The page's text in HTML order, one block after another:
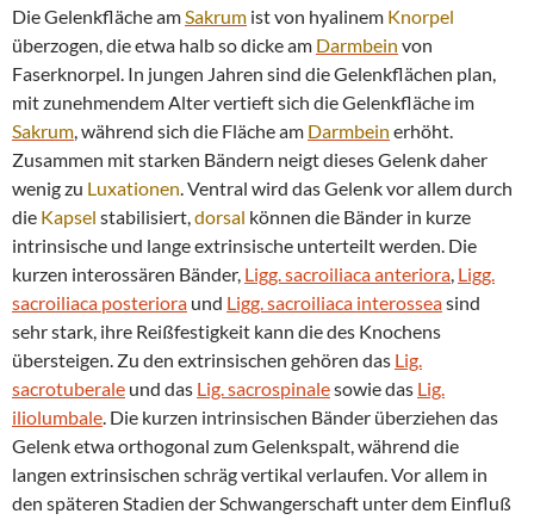
Die Gelenkfläche am Sakrum ist von hyalinem Knorpel
überzogen, die etwa halb so dicke am Darmbein von
Faserknorpel. In jungen Jahren sind die Gelenkflächen plan,
mit zunehmendem Alter vertieft sich die Gelenkfläche im
Sakrum , während sich die Fläche am Darmbein erhöht.
Zusammen mit starken Bändern neigt dieses Gelenk daher
wenig zu Luxationen . Ventral wird das Gelenk vor allem durch
die Kapsel stabilisiert, dorsal können die Bänder in kurze
intrinsische und lange extrinsische unterteilt werden. Die
kurzen interossären Bänder, Ligg. sacroiliaca anteriora Ligg.
sacroiliaca posteriora und Ligg. sacroiliaca interosseasind
sehr stark, ihre Reißfestigkeit kann die des Knochens
übersteigen. Zu den extrinsischen gehören das Lig.
sacrotuberale und das Lig. sacrospinalesowie das Lig.
iliolumbale . Die kurzen intrinsischen Bänder überziehen das
Gelenk etwa orthogonal zum Gelenkspalt, während die
langen extrinsischen schräg vertikal verlaufen. Vor allem in
den späteren Stadien der Schwangerschaft unter dem Einfluß